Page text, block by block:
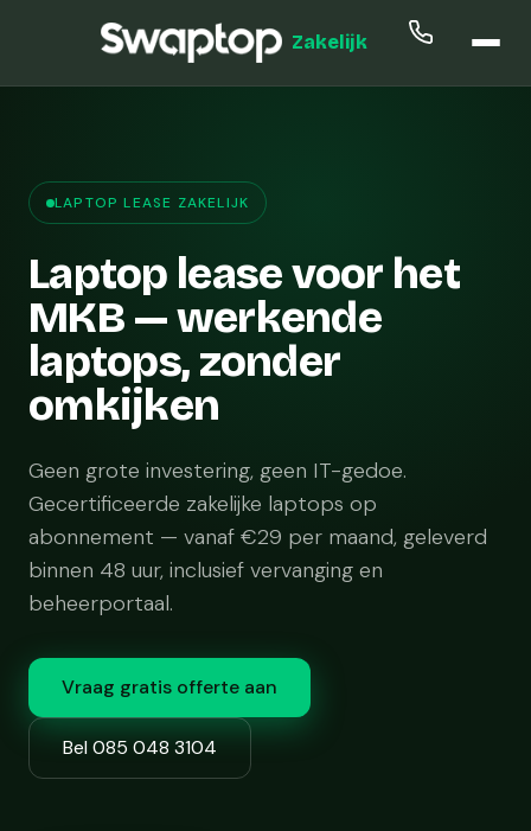
Zakelijk
LAPTOP LEASE ZAKELIJK
Laptop lease voor het
MKB — werkende
laptops, zonder
omkijken
Geen grote investering, geen IT-gedoe.
Gecertificeerde zakelijke laptops op
abonnement — vanaf €29 per maand, geleverd
binnen 48 uur, inclusief vervanging en
beheerportaal.
Vraag gratis offerte aan
Bel 085 048 3104